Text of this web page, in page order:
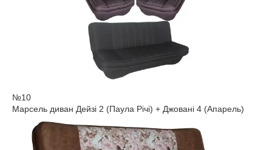
№10
Марсель диван Дейзі 2 (Паула Річі) + Джовані 4 (Апарель)